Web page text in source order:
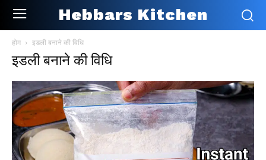
Hebbars Kitchen
होम इडली बनाने की विधि
इडली बनाने की विधि